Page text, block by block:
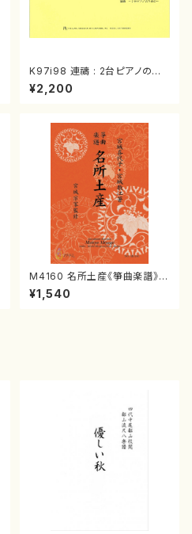
K97i98 連禱 : 2台ピアノのた
めの（2 Pianos / 菊池 幸夫 /
楽譜）
¥2,200
M4160 名所土産《箏曲楽譜》
（箏/宮城喜代子・宮城数江著・
宮城宗家監修/箏曲古典楽譜）
¥1,540